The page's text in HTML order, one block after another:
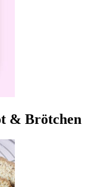
& Brötchen